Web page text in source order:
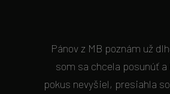
Pánov z MB poznám už
som sa chcela posunúť
pokus nevyšiel, presiahla